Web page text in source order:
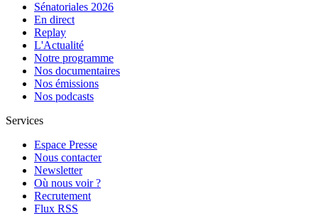
Sénatoriales 2026
En direct
Replay
L'Actualité
Notre programme
Nos documentaires
Nos émissions
Nos podcasts
Services
Espace Presse
Nous contacter
Newsletter
Où nous voir ?
Recrutement
Flux RSS